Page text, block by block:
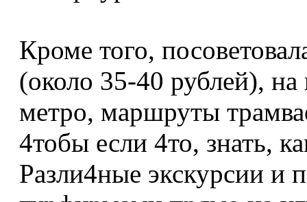
Кроме того,
(около 35-40 рублей),
метро, маршруты
4тобы если 4то, знать,
Разли4ные экскурсии и